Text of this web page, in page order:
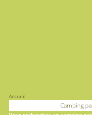
Accueil
Camping